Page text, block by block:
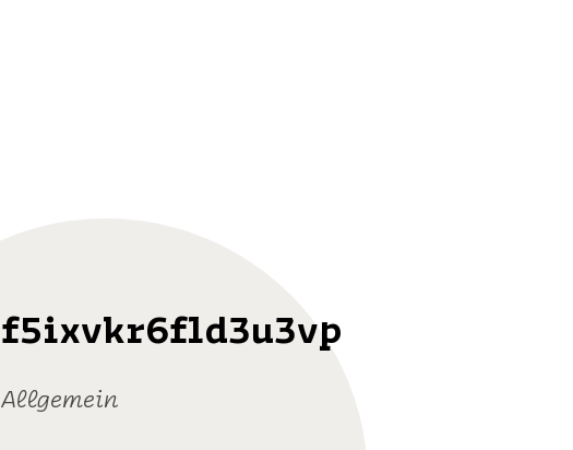
f5ixvkr6fld3u3vp
Allgemein